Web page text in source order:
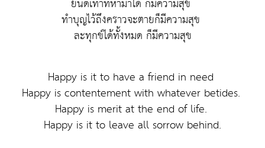
ทำบุญไว้ถึงคราวจะตายก็มีความสุข
ละทุกข์ได้ทั้งหมด ก็มีความสุข
Happy is it to have a friend in need
Happy is contentement with whatever betides.
Happy is merit at the end of life.
Happy is it to leave all sorrow behind.